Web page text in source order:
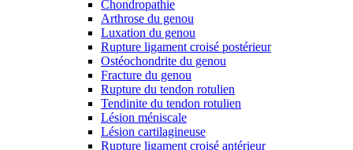
Chondropathie
Arthrose du genou
Luxation du genou
Rupture ligament croisé postérieur
Ostéochondrite du genou
Fracture du genou
Rupture du tendon rotulien
Tendinite du tendon rotulien
Lésion méniscale
Lésion cartilagineuse
Rupture ligament croisé antérieur